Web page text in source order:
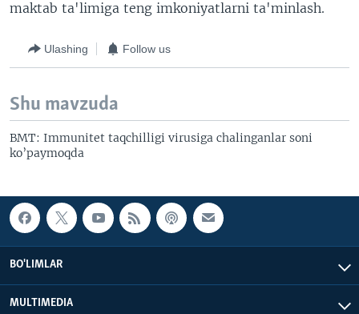
maktab ta'limiga teng imkoniyatlarni ta'minlash.
Ulashing Follow us
Shu mavzuda
BMT: Immunitet taqchilligi virusiga chalinganlar soni
ko’paymoqda
BO'LIMLAR
MULTIMEDIA